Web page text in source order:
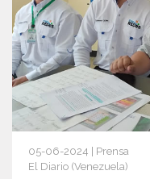
05-06-2024 | Prensa
El Diario (Venezuela)